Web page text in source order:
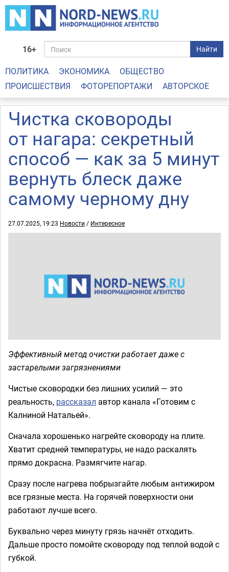
16+ Найти
ПОЛИТИКА ЭКОНОМИКА
ОБЩЕСТВО
ПРОИСШЕСТВИЯ
ФОТОРЕПОРТАЖИ АВТОРСКОЕ
Чистка сковороды
от нагара: секретный
способ — как за 5 минут
вернуть блеск даже
самому черному дну
27.07.2025, 19:23 Новости / Интересное
Эффективный метод очистки работает даже с
застарелыми загрязнениями
Чистые сковородки без лишних усилий — это
реальность, рассказал автор канала «Готовим с
Калниной Натальей».
Сначала хорошенько нагрейте сковороду на плите.
Хватит средней температуры, не надо раскалять
прямо докрасна. Размягчите нагар.
Сразу после нагрева побрызгайте любым антижиром
все грязные места. На горячей поверхности они
работают лучше всего.
Буквально через минуту грязь начнёт отходить.
Дальше просто помойте сковороду под теплой водой с
губкой.